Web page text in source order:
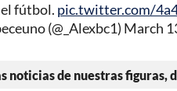
fútbol. pic.twitter.com/
(@_Alexbc1) March
noticias de nuestras